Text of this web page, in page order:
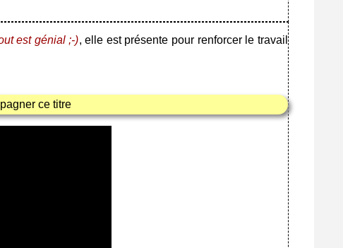
est génial ;-), elle est présente pour renforcer le travail
ce titre